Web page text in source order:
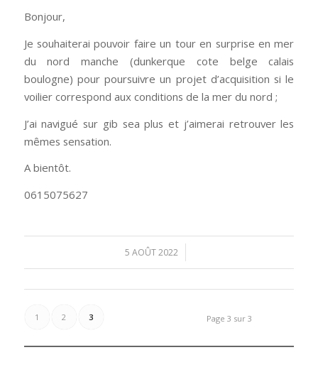
Bonjour,
Je souhaiterai pouvoir faire un tour en surprise en mer
du nord manche (dunkerque cote belge calais
boulogne) pour poursuivre un projet d’acquisition si le
voilier correspond aux conditions de la mer du nord ;
J’ai navigué sur gib sea plus et j’aimerai retrouver les
mêmes sensation.
A bientôt.
0615075627
5 AOÛT 2022
/
Page 3 sur 3
1 2 3